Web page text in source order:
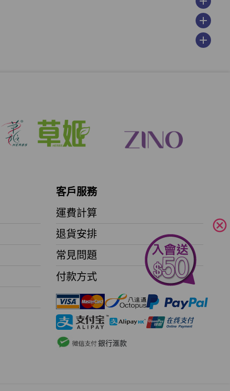
add
add
客戶服務
運費計算
退貨安排
常見問題
付款方式
銀行滙款
cancel